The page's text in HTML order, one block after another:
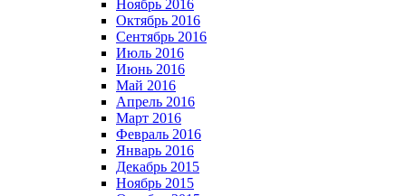
Ноябрь 2016
Октябрь 2016
Сентябрь 2016
Июль 2016
Июнь 2016
Май 2016
Апрель 2016
Март 2016
Февраль 2016
Январь 2016
Декабрь 2015
Ноябрь 2015